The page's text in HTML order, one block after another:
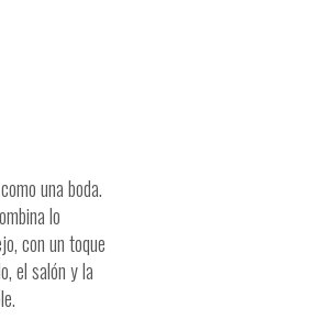
una boda.
lo
con un toque
el salón y la